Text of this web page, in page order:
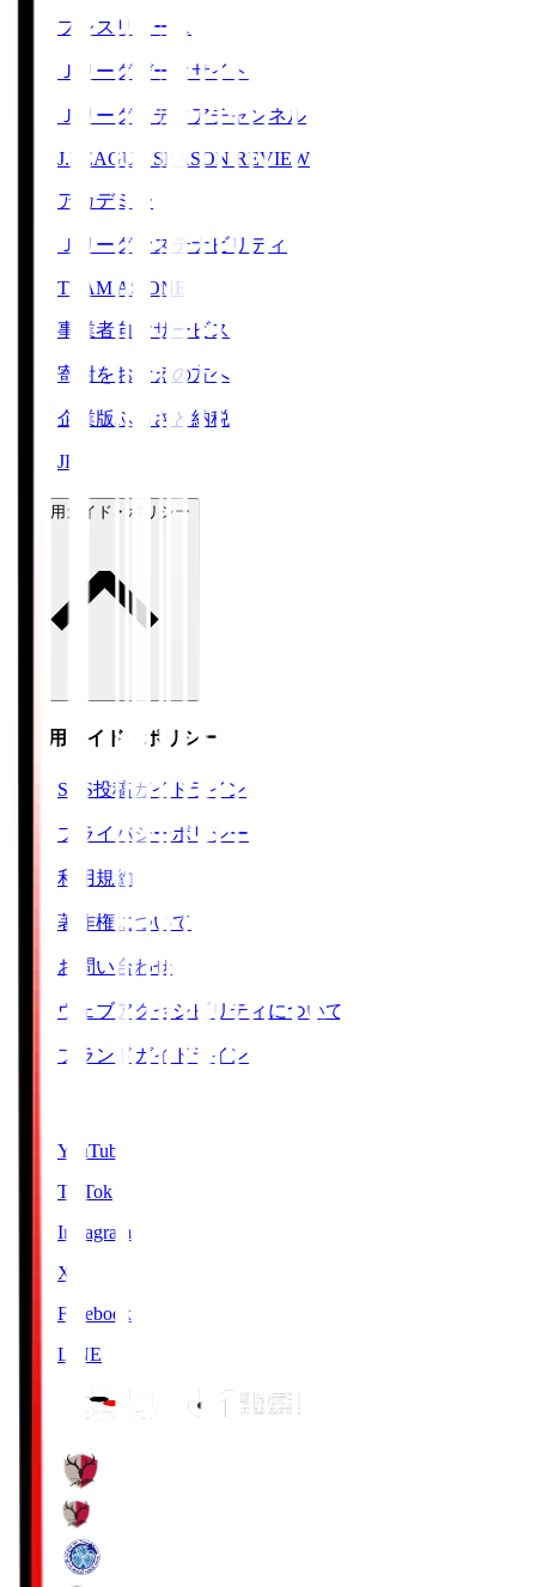
プレスリリース
Ｊリーグデータサイト
Ｊリーグメディアチャンネル
J.LEAGUE SEASON REVIEW
アカデミー
Ｊリーグサステナビリティ
TEAM AS ONE
事業者向けサービス
寄附をお考えの方へ
企業版ふるさと納税
JFA
ご利用ガイド・ポリシー
ご利用ガイド・ポリシー
SNS投稿ガイドライン
プライバシーポリシー
利用規約
著作権について
お問い合わせ
ウェブアクセシビリティについて
ブランドガイドライン
YouTube
TikTok
Instagram
X
Facebook
LINE